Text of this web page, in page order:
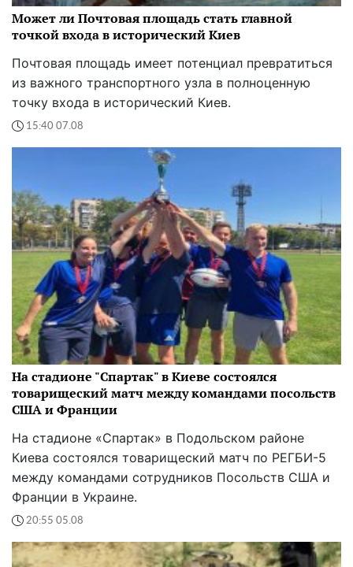
Может ли Почтовая площадь стать главной
точкой входа в исторический Киев
Почтовая площадь имеет потенциал превратиться
из важного транспортного узла в полноценную
точку входа в исторический Киев.
15:40 07.08
На стадионе "Спартак" в Киеве состоялся
товарищеский матч между командами посольств
США и Франции
На стадионе «Спартак» в Подольском районе
Киева состоялся товарищеский матч по РЕГБИ-5
между командами сотрудников Посольств США и
Франции в Украине.
20:55 05.08